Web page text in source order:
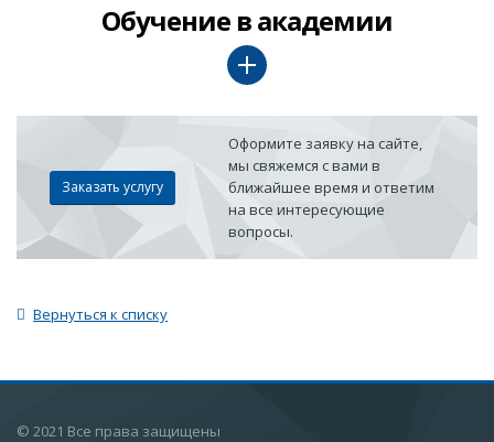
Обучение в академии
Заказать услугу
Оформите заявку на сайте,
мы свяжемся с вами в
ближайшее время и ответим
на все интересующие
вопросы.
Вернуться к списку
© 2021 Все права защищены